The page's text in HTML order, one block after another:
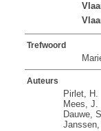
Trefwoord
Auteurs
Pirlet, H.
Mees, J.
Dauwe,
Janssen,